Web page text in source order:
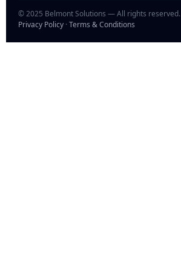
© 2025 Belmont Solutions — All rights reserved.
Privacy Policy ·Terms & Conditions